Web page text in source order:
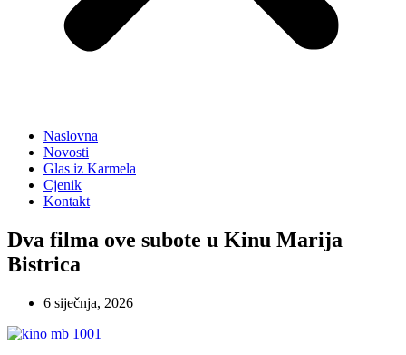
Naslovna
Novosti
Glas iz Karmela
Cjenik
Kontakt
Dva filma ove subote u Kinu Marija
Bistrica
6 siječnja, 2026